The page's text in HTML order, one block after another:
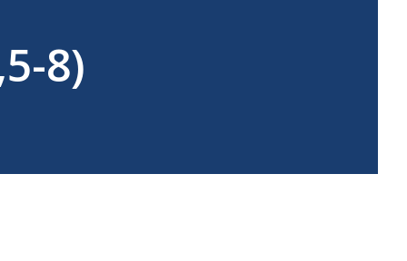
8)